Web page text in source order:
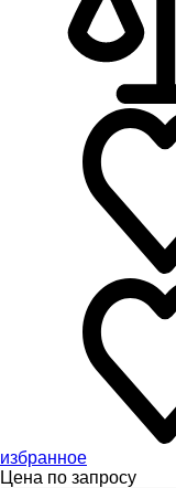
избранное
Цена по запросу